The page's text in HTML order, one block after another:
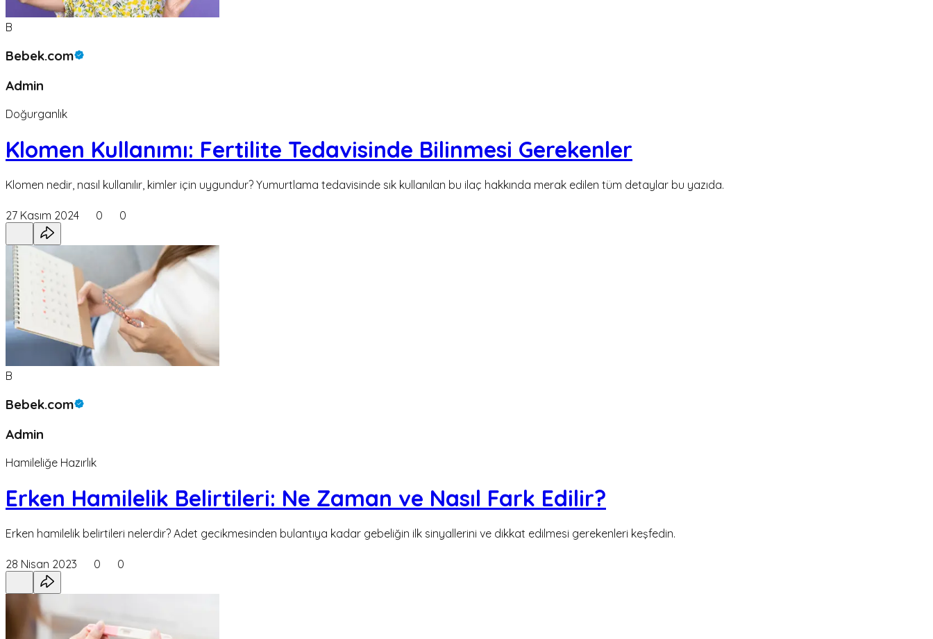
B
Bebek.com
Admin
Doğurganlık
Klomen Kullanımı: Fertilite Tedavisinde Bilinmesi Gerekenler
Klomen nedir, nasıl kullanılır, kimler için uygundur? Yumurtlama tedavisinde sık kullanılan bu ilaç hakkında merak edilen tüm detaylar bu yazıda.
27 Kasım 2024 0 0
B
Bebek.com
Admin
Hamileliğe Hazırlık
Erken Hamilelik Belirtileri: Ne Zaman ve Nasıl Fark Edilir?
Erken hamilelik belirtileri nelerdir? Adet gecikmesinden bulantıya kadar gebeliğin ilk sinyallerini ve dikkat edilmesi gerekenleri keşfedin.
28 Nisan 2023 0 0